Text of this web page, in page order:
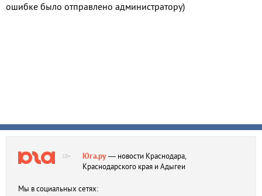
ошибке было отправлено администратору)
18+ Юга.ру— новости Краснодара,
Краснодарского края и Адыгеи
Мы в социальных сетях: